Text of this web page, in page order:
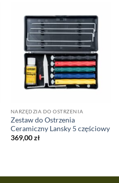
NARZĘDZIA DO OSTRZENIA
Zestaw do Ostrzenia
Ceramiczny Lansky 5 częściowy
369,00zł